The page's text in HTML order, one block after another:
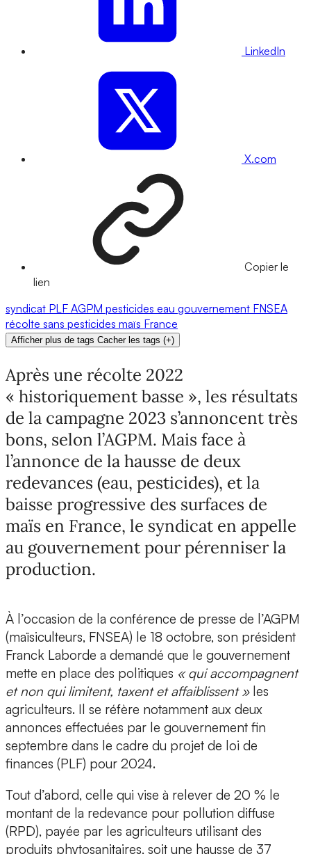
LinkedIn
X.com
Copier le
lien
syndicat PLF AGPM pesticides eau gouvernement FNSEA
récolte sans pesticides maïs France
Afficher plus de tags Cacher les tags (+)
Après une récolte 2022
« historiquement basse », les résultats
de la campagne 2023 s’annoncent très
bons, selon l’AGPM. Mais face à
l’annonce de la hausse de deux
redevances (eau, pesticides), et la
baisse progressive des surfaces de
maïs en France, le syndicat en appelle
au gouvernement pour pérenniser la
production.
À l’occasion de la conférence de presse de l’AGPM
(maïsiculteurs, FNSEA) le 18 octobre, son président
Franck Laborde a demandé que le gouvernement
mette en place des politiques « qui accompagnent
et non qui limitent, taxent et affaiblissent »les
agriculteurs. Il se réfère notamment aux deux
annonces effectuées par le gouvernement fin
septembre dans le cadre du projet de loi de
finances (PLF) pour 2024.
Tout d’abord, celle qui vise à relever de 20 % le
montant de la redevance pour pollution diffuse
(RPD), payée par les agriculteurs utilisant des
produits phytosanitaires, soit une hausse de 37